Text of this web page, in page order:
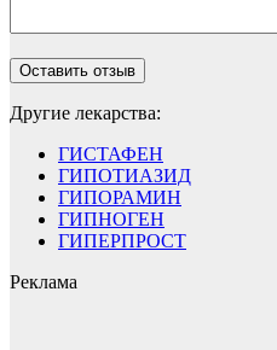
Другие лекарства:
ГИСТАФЕН
ГИПОТИАЗИД
ГИПОРАМИН
ГИПНОГЕН
ГИПЕРПРОСТ
Реклама